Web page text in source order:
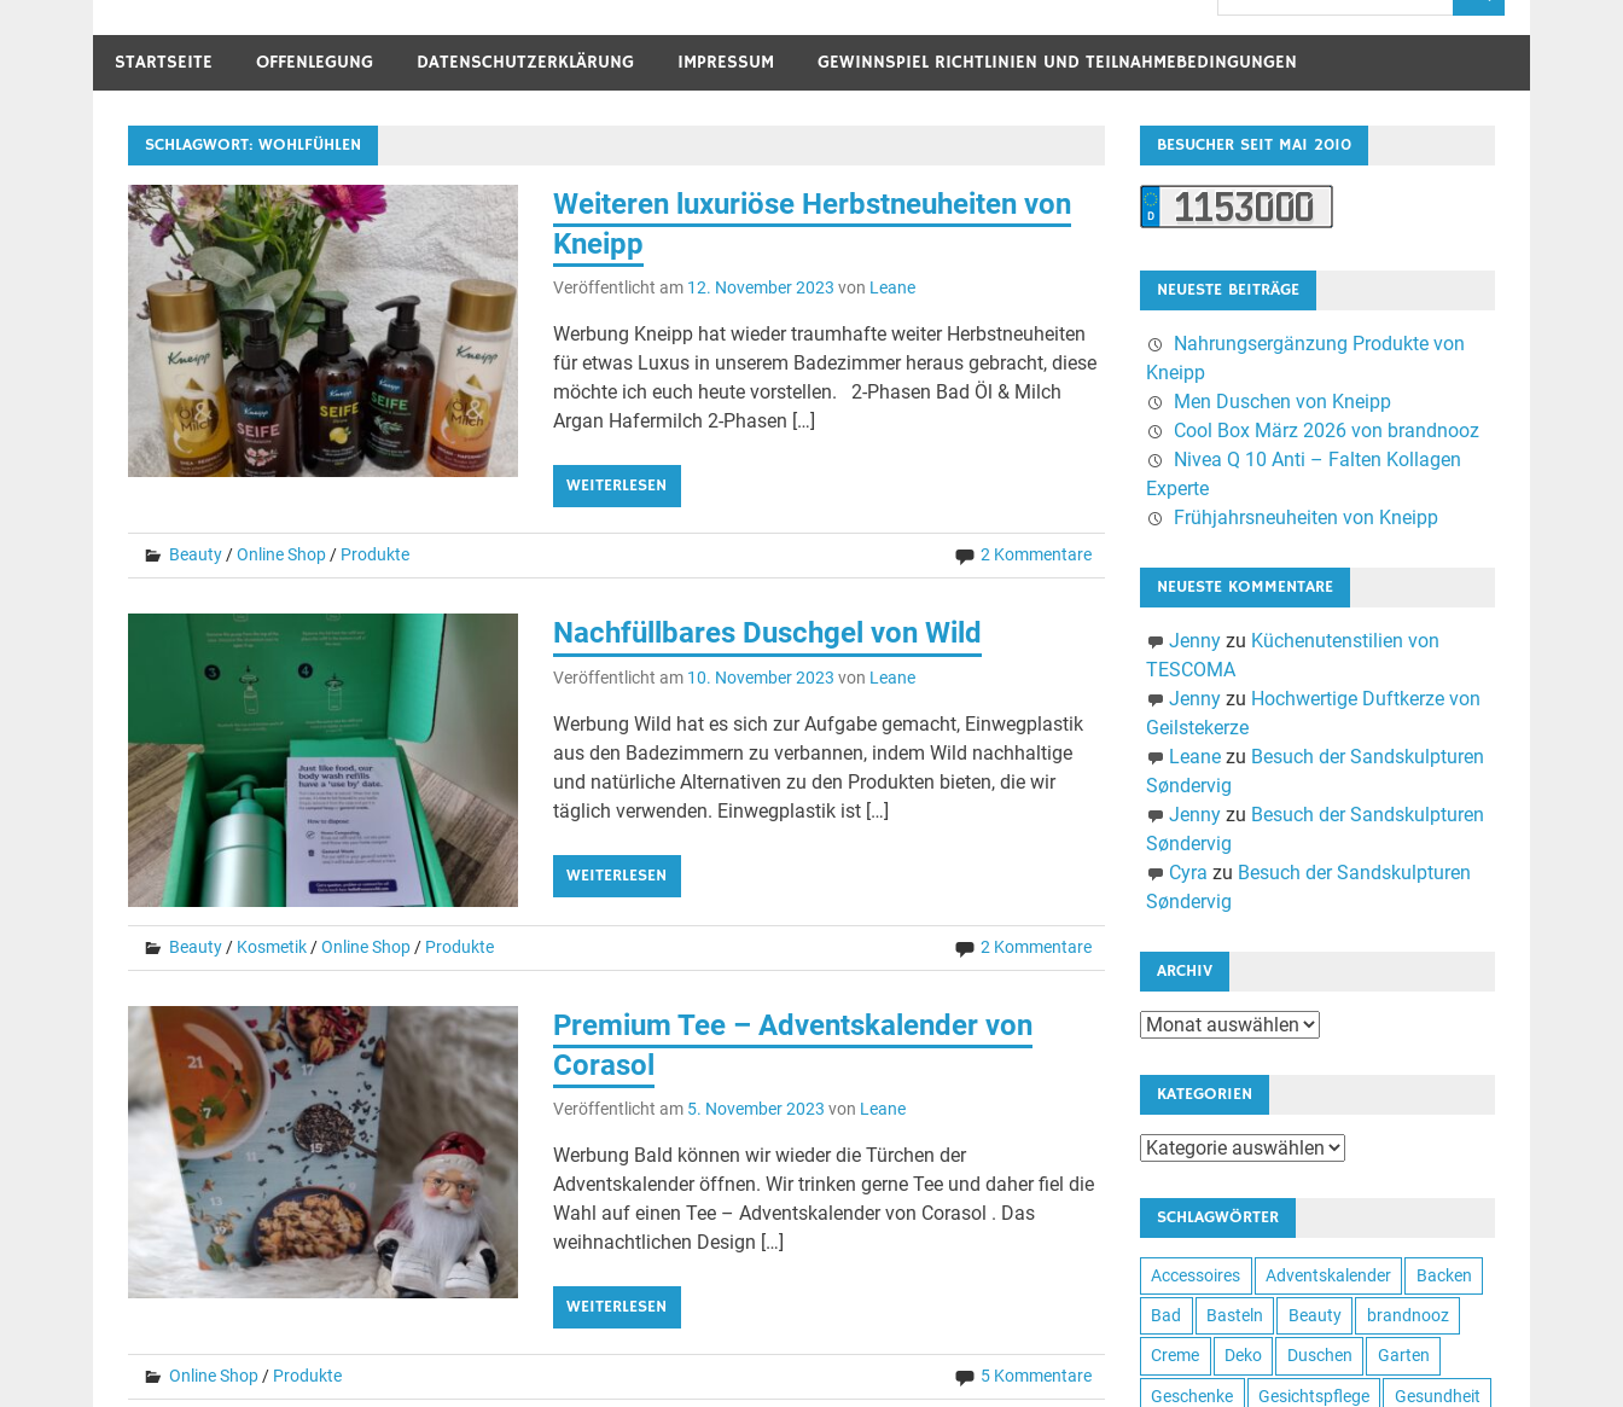
STARTSEITE OFFENLEGUNG DATENSCHUTZERKLÄRUNG IMPRESSUM GEWINNSPIEL RICHTLINIEN UND TEILNAHMEBEDINGUNGEN
SCHLAGWORT: WOHLFÜHLEN
Weiteren luxuriöse Herbstneuheiten von
Kneipp
Veröffentlicht am 12. November 2023 von Leane
Werbung Kneipp hat wieder traumhafte weiter Herbstneuheiten
für etwas Luxus in unserem Badezimmer heraus gebracht, diese
möchte ich euch heute vorstellen. 2-Phasen Bad Öl & Milch
Argan Hafermilch 2-Phasen […]
WEITERLESEN
Beauty/Online Shop/ Produkte 2 Kommentare
Nachfüllbares Duschgel von Wild
Veröffentlicht am 10. November 2023 von Leane
Werbung Wild hat es sich zur Aufgabe gemacht, Einwegplastik
aus den Badezimmern zu verbannen, indem Wild nachhaltige
und natürliche Alternativen zu den Produkten bieten, die wir
täglich verwenden. Einwegplastik ist […]
WEITERLESEN
Beauty/ Kosmetik/Online Shop/ Produkte 2 Kommentare
Premium Tee – Adventskalender von
Corasol
Veröffentlicht am 5. November 2023 von Leane
Werbung Bald können wir wieder die Türchen der
Adventskalender öffnen. Wir trinken gerne Tee und daher fiel die
Wahl auf einen Tee – Adventskalender von Corasol . Das
weihnachtlichen Design […]
WEITERLESEN
Online Shop/ Produkte 5 Kommentare
BESUCHER SEIT MAI 2010
NEUESTE BEITRÄGE
Nahrungsergänzung Produkte von
Kneipp
Men Duschen von Kneipp
Cool Box März 2026 von brandnooz
Nivea Q 10 Anti – Falten Kollagen
Experte
Frühjahrsneuheiten von Kneipp
NEUESTE KOMMENTARE
Jennyzu Küchenutenstilien von
TESCOMA
Jennyzu Hochwertige Duftkerze von
Geilstekerze
Leanezu Besuch der Sandskulpturen
Søndervig
Jennyzu Besuch der Sandskulpturen
Søndervig
Cyra zu Besuch der Sandskulpturen
Søndervig
ARCHIV
Archiv
KATEGORIEN
Kategorien
SCHLAGWÖRTER
Accessoires Adventskalender Backen
Bad Basteln Beauty brandnooz
Creme Deko Duschen Garten
Geschenke Gesichtspflege Gesundheit